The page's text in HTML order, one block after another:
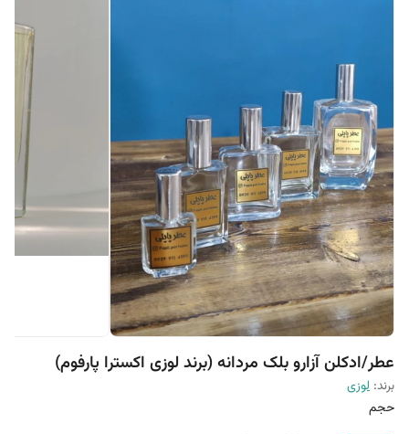
عطر/ادکلن آزارو بلک مردانه (برند لوزی اکسترا پارفوم)
برند: لوزی
حجم